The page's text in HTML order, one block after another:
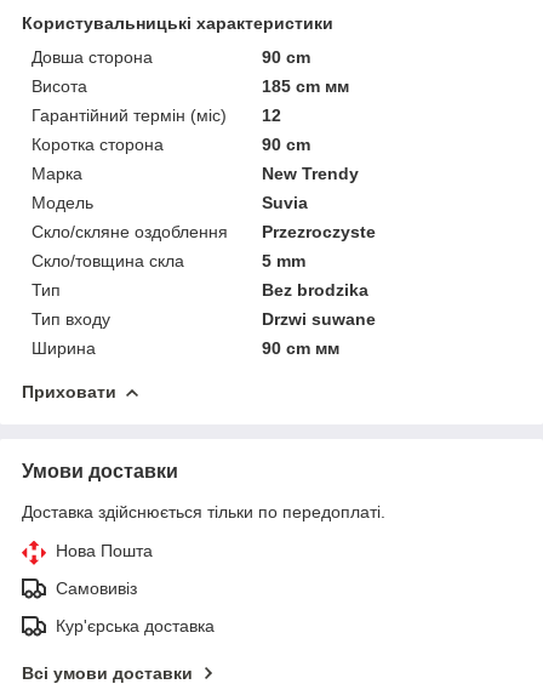
Користувальницькі характеристики
Довша сторона
90 cm
Висота
185 cm мм
Гарантійний термін (міс)
12
Коротка сторона
90 cm
Марка
New Trendy
Мoдель
Suvia
Скло/скляне оздоблення
Przezroczyste
Скло/товщина скла
5 mm
Тип
Bez brodzika
Тип входу
Drzwi suwane
Ширина
90 cm мм
Приховати
Умови доставки
Доставка здійснюється тільки по передоплаті.
Нова Пошта
Самовивіз
Кур'єрська доставка
Всі умови доставки